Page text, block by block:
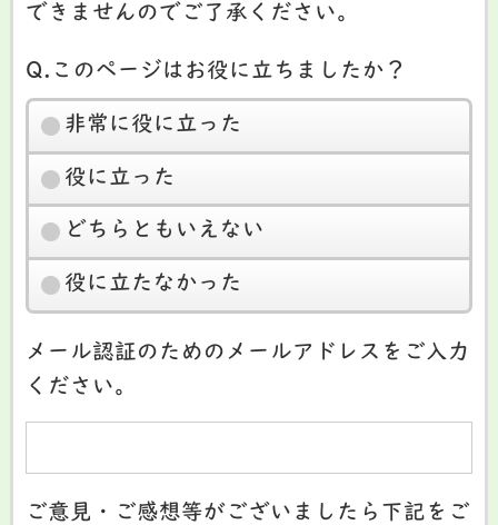
できませんのでご了承ください。
Q.このページはお役に立ちましたか？
非常に役に立った
役に立った
どちらともいえない
役に立たなかった
メール認証のためのメールアドレスをご入力
ください。
ご意見・ご感想等がございましたら下記をご